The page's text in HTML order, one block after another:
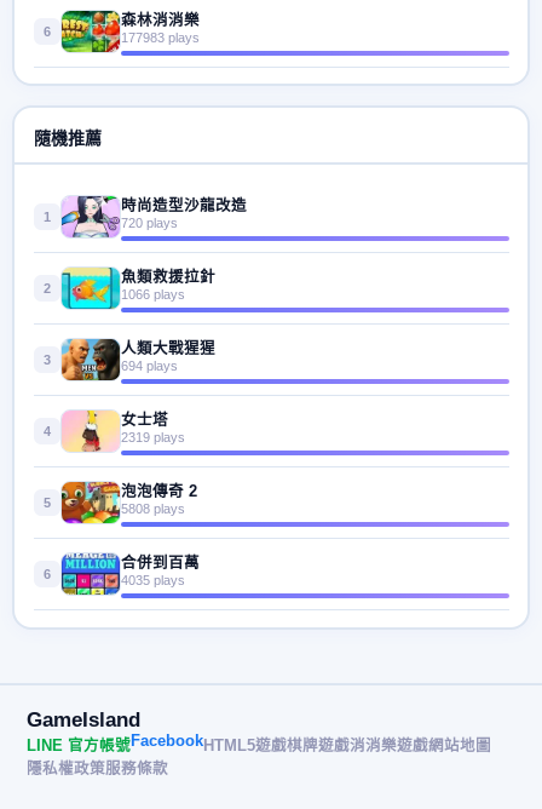
6
森林消消樂
177983 plays
隨機推薦
1
時尚造型沙龍改造
720 plays
2
魚類救援拉針
1066 plays
3
人類大戰猩猩
694 plays
4
女士塔
2319 plays
5
泡泡傳奇 2
5808 plays
6
合併到百萬
4035 plays
GameIsland
LINE 官方帳號FacebookHTML5遊戲棋牌遊戲消消樂遊戲網站地圖
隱私權政策服務條款